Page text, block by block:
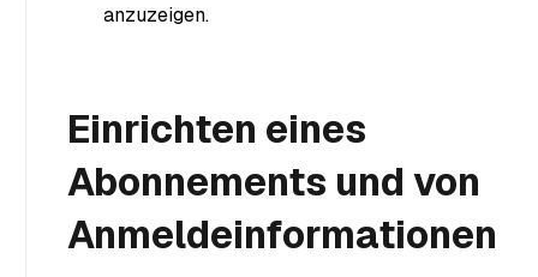
anzuzeigen.
Einrichten eines
Abonnements und von
Anmeldeinformationen